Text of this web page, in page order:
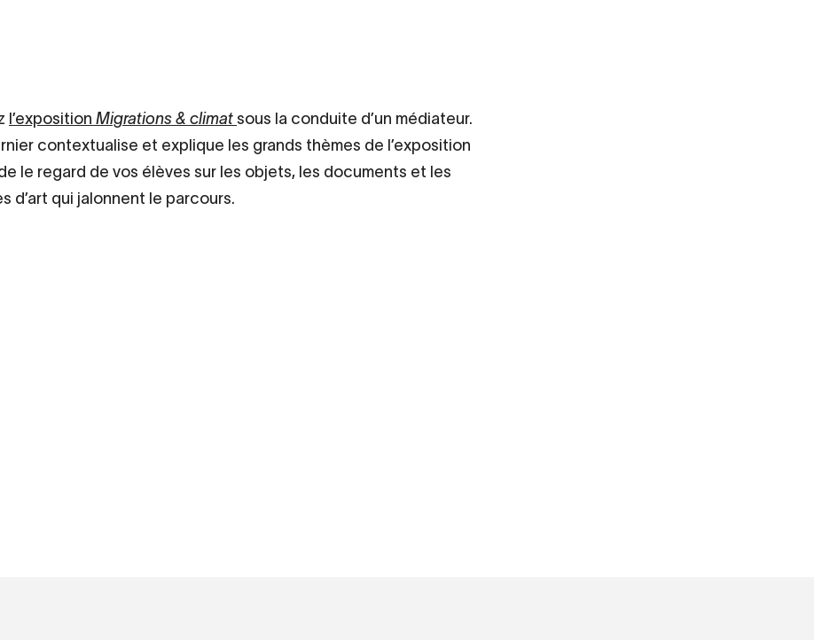
l’exposition Migrations & climat sous la conduite d’un médiateur.
contextualise et explique les grands thèmes de l’exposition
le regard de vos élèves sur les objets, les documents et les
d’art qui jalonnent le parcours.